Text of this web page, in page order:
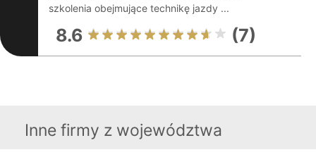
szkolenia obejmujące technikę jazdy ...
8.6 (7)
Inne firmy z województwa